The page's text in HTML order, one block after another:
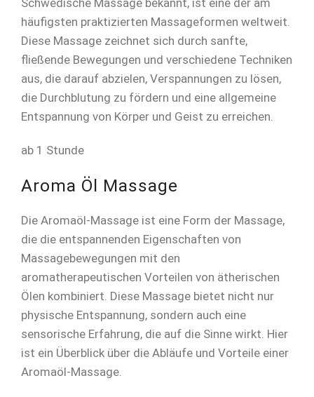
häufigsten praktizierten Massageformen weltweit.
Diese Massage zeichnet sich durch sanfte,
fließende Bewegungen und verschiedene Techniken
aus, die darauf abzielen, Verspannungen zu lösen,
die Durchblutung zu fördern und eine allgemeine
Entspannung von Körper und Geist zu erreichen.
ab 1 Stunde
Aroma Öl Massage
Die Aromaöl-Massage ist eine Form der Massage,
die die entspannenden Eigenschaften von
Massagebewegungen mit den
aromatherapeutischen Vorteilen von ätherischen
Ölen kombiniert. Diese Massage bietet nicht nur
physische Entspannung, sondern auch eine
sensorische Erfahrung, die auf die Sinne wirkt. Hier
ist ein Überblick über die Abläufe und Vorteile einer
Aromaöl-Massage.